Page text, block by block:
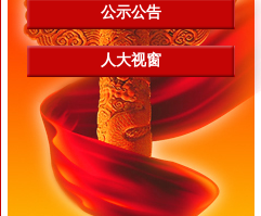
公示公告
人大视窗